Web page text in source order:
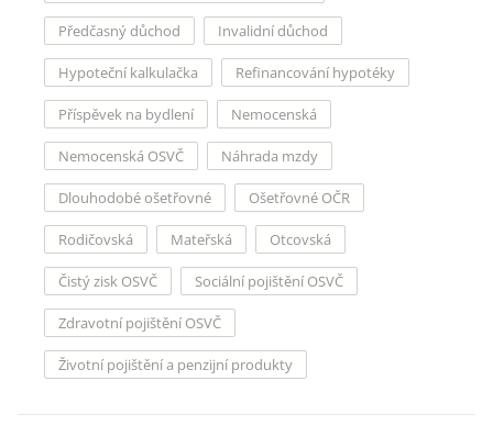
Předčasný důchod Invalidní důchod
Hypoteční kalkulačka Refinancování hypotéky
Příspěvek na bydlení Nemocenská
Nemocenská OSVČ Náhrada mzdy
Dlouhodobé ošetřovné Ošetřovné OČR
Rodičovská Mateřská Otcovská
Čistý zisk OSVČ Sociální pojištění OSVČ
Zdravotní pojištění OSVČ
Životní pojištění a penzijní produkty